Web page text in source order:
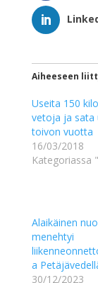
Aiheeseen
Useita 150
vetoja ja sata
toivon vuotta
16/03/2018
Kategoriassa
Alaikäinen
menehtyi
a
30/12/2023